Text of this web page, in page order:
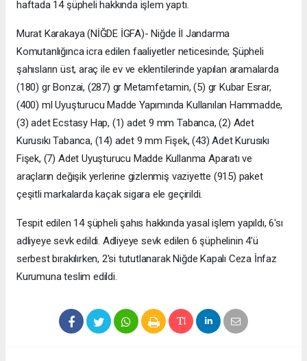
haftada 14 şüpheli hakkında işlem yaptı.
Murat Karakaya (NİĞDE İGFA)- Niğde İl Jandarma
Komutanlığınca icra edilen faaliyetler neticesinde; Şüpheli
şahısların üst, araç ile ev ve eklentilerinde yapılan aramalarda
(180) gr Bonzai, (287) gr Metamfetamin, (5) gr Kubar Esrar,
(400) ml Uyuşturucu Madde Yapımında Kullanılan Hammadde,
(3) adet Ecstasy Hap, (1) adet 9 mm Tabanca, (2) Adet
Kurusıkı Tabanca, (14) adet 9 mm Fişek, (43) Adet Kurusıkı
Fişek, (7) Adet Uyuşturucu Madde Kullanma Aparatı ve
araçların değişik yerlerine gizlenmiş vaziyette (915) paket
çeşitli markalarda kaçak sigara ele geçirildi.
Tespit edilen 14 şüpheli şahıs hakkında yasal işlem yapıldı, 6'sı
adliyeye sevk edildi. Adliyeye sevk edilen 6 şüphelinin 4'ü
serbest bırakılırken, 2'si tututlanarak Niğde Kapalı Ceza İnfaz
Kurumuna teslim edildi.